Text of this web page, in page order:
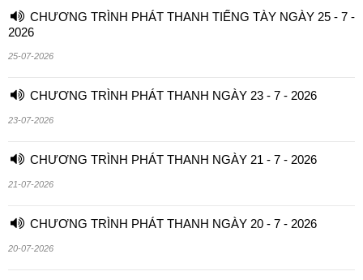
CHƯƠNG TRÌNH PHÁT THANH TIẾNG TÀY NGÀY 25 - 7 -
2026
25-07-2026
CHƯƠNG TRÌNH PHÁT THANH NGÀY 23 - 7 - 2026
23-07-2026
CHƯƠNG TRÌNH PHÁT THANH NGÀY 21 - 7 - 2026
21-07-2026
CHƯƠNG TRÌNH PHÁT THANH NGÀY 20 - 7 - 2026
20-07-2026